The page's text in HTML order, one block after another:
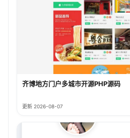
齐博地方门户多城市开源PHP源码
更新 2026-08-07